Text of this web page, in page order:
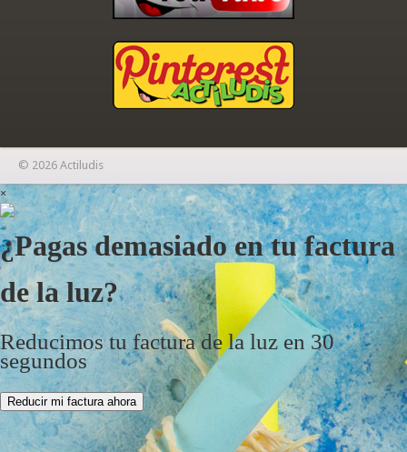
© 2026 Actiludis
×
¿Pagas demasiado en tu factura
de la luz?
Reducimos tu factura de la luz en 30
segundos
Reducir mi factura ahora